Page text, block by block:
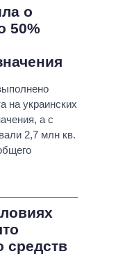
о
50%
на украинских
а с
2,7 млн ​​кв.
средств